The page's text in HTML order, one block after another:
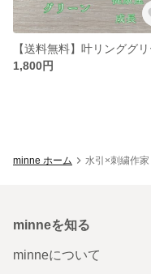
1,800円
minne ホーム 水引×刺繍作
minneを知る
minneについて